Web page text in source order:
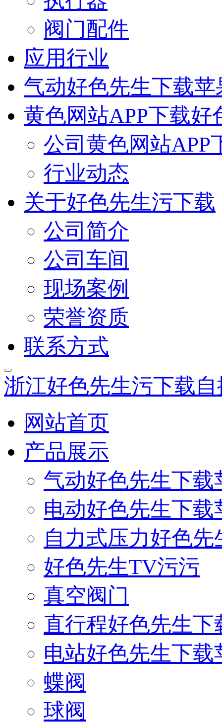
阀门配件
应用行业
气动好色先生下载
黄色网站APP下载好
公司黄色网站APP
行业动态
关于好色先生污下载
公司简介
公司车间
现场案例
荣誉资质
联系方式
浙江好色先生污下载
网站首页
产品展示
气动好色先生下
电动好色先生下
自力式压力好色
好色先生TV污污
真空阀门
直行程好色先生
电站好色先生下
蝶阀
球阀